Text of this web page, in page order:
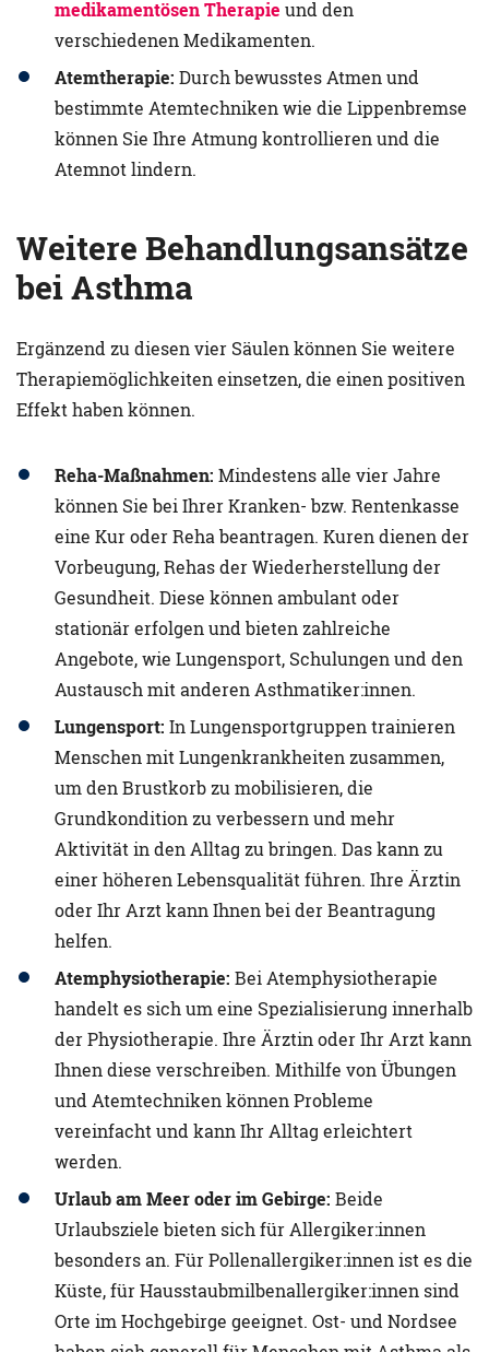
medikamentösen Therapie und den
verschiedenen Medikamenten.
Atemtherapie: Durch bewusstes Atmen und
bestimmte Atemtechniken wie die Lippenbremse
können Sie Ihre Atmung kontrollieren und die
Atemnot lindern.
Weitere Behandlungsansätze
bei Asthma
Ergänzend zu diesen vier Säulen können Sie weitere
Therapiemöglichkeiten einsetzen, die einen positiven
Effekt haben können.
Reha-Maßnahmen: Mindestens alle vier Jahre
können Sie bei Ihrer Kranken- bzw. Rentenkasse
eine Kur oder Reha beantragen. Kuren dienen der
Vorbeugung, Rehas der Wiederherstellung der
Gesundheit. Diese können ambulant oder
stationär erfolgen und bieten zahlreiche
Angebote, wie Lungensport, Schulungen und den
Austausch mit anderen Asthmatiker:innen.
Lungensport: In Lungensportgruppen trainieren
Menschen mit Lungenkrankheiten zusammen,
um den Brustkorb zu mobilisieren, die
Grundkondition zu verbessern und mehr
Aktivität in den Alltag zu bringen. Das kann zu
einer höheren Lebensqualität führen. Ihre Ärztin
oder Ihr Arzt kann Ihnen bei der Beantragung
helfen.
Atemphysiotherapie: Bei Atemphysiotherapie
handelt es sich um eine Spezialisierung innerhalb
der Physiotherapie. Ihre Ärztin oder Ihr Arzt kann
Ihnen diese verschreiben. Mithilfe von Übungen
und Atemtechniken können Probleme
vereinfacht und kann Ihr Alltag erleichtert
werden.
Urlaub am Meeroder im Gebirge: Beide
Urlaubsziele bieten sich für Allergiker:innen
besonders an. Für Pollenallergiker:innen ist es die
Küste, für Hausstaubmilbenallergiker:innen sind
Orte im Hochgebirge geeignet. Ost- und Nordsee